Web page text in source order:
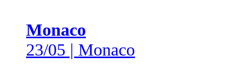
Monaco
23/05 | Monaco